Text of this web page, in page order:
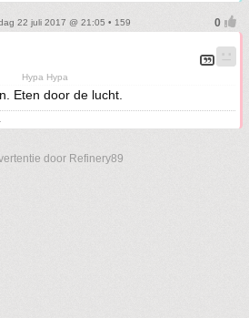
22 juli 2017 @ 21:05 • 159
Hypa Hypa
Eten door de lucht.
door Refinery89